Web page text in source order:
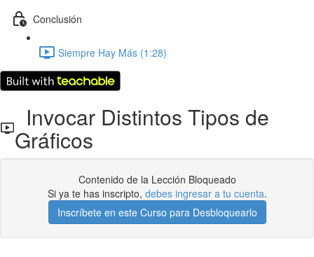
Conclusión
Siempre Hay Más (1:28)
Invocar Distintos Tipos de
Gráficos
Contenido de la Lección Bloqueado
Si ya te has inscripto, debes ingresar a tu cuenta.
Inscríbete en este Curso para Desbloquearlo